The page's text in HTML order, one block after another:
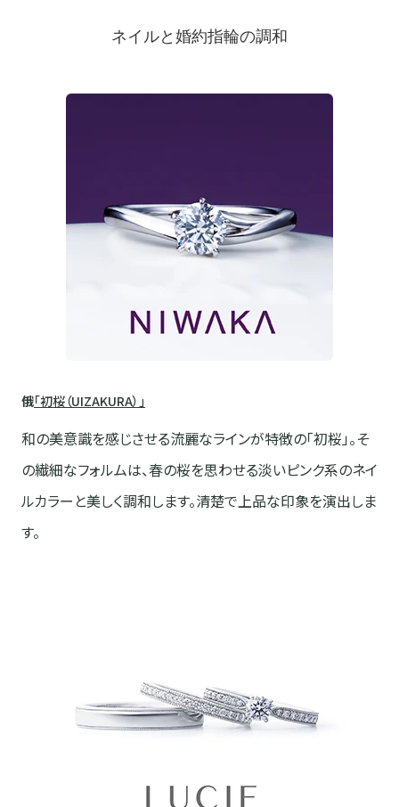
ネイルと婚約指輪の調和
俄「初桜（UIZAKURA）」
和の美意識を感じさせる流麗なラインが特徴の「初桜」。そ
の繊細なフォルムは、春の桜を思わせる淡いピンク系のネイ
ルカラーと美しく調和します。清楚で上品な印象を演出しま
す。